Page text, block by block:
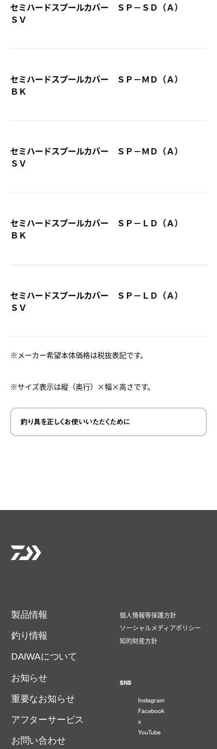
セミハードスプールカバー ＳＰ－ＳＤ（Ａ）
ＳＶ
セミハードスプールカバー ＳＰ－ＭＤ（Ａ）
ＢＫ
セミハードスプールカバー ＳＰ－ＭＤ（Ａ）
ＳＶ
セミハードスプールカバー ＳＰ－ＬＤ（Ａ）
ＢＫ
セミハードスプールカバー ＳＰ－ＬＤ（Ａ）
ＳＶ
メーカー希望本体価格は税抜表記です。
※サイズ表示は縦（奥行）×幅×高さです。
釣り具を正しくお使いいただくために
製品情報
釣り情報
DAIWAについて
お知らせ
重要なお知らせ
アフターサービス
お問い合わせ
個人情報等保護方針
ソーシャルメディアポリシー
知的財産方針
SNS
Instagram
Facebook
x
YouTube